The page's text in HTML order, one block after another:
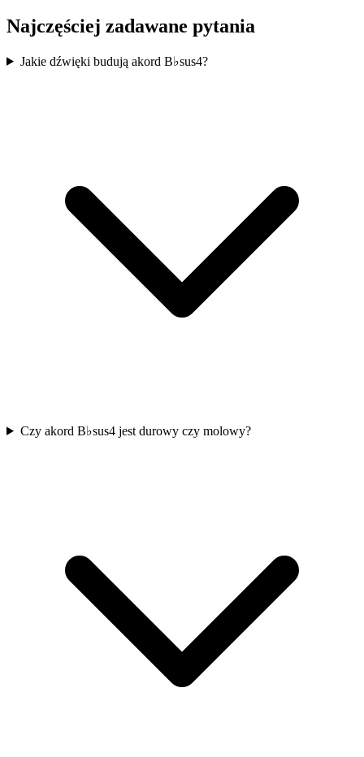
Najczęściej zadawane pytania
Jakie dźwięki budują akord B♭sus4?
Czy akord B♭sus4 jest durowy czy molowy?